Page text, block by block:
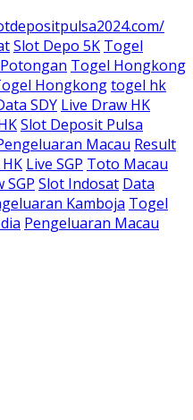
Slot Depo 5K Togel
Togel Hongkong
Hongkongtogel hk
SDY Live Draw HK
Slot Deposit Pulsa
Macau Result
Live SGP Toto Macau
SGP Slot Indosat Data
Kamboja Togel
Pengeluaran Macau